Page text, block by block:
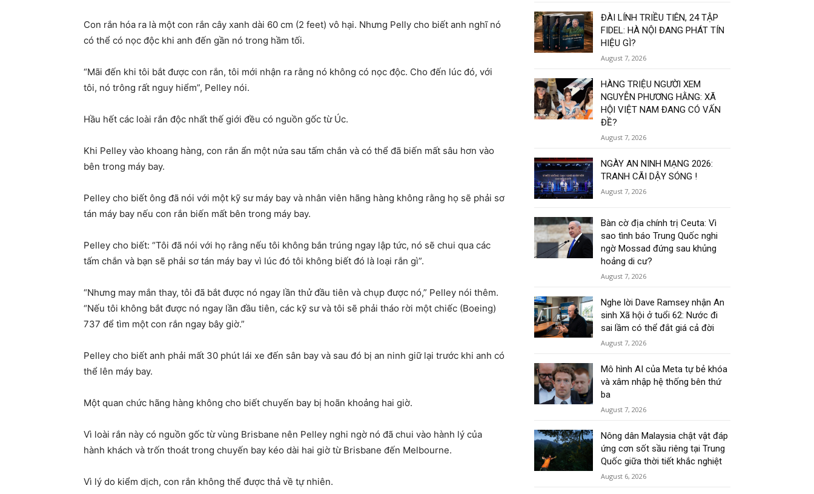
Con rắn hóa ra là một con rắn cây xanh dài 60 cm (2 feet) vô hại. Nhưng Pelly cho biết anh nghĩ nó
có thể có nọc độc khi anh đến gần nó trong hầm tối.
“Mãi đến khi tôi bắt được con rắn, tôi mới nhận ra rằng nó không có nọc độc. Cho đến lúc đó, với
tôi, nó trông rất nguy hiểm”, Pelley nói.
Hầu hết các loài rắn độc nhất thế giới đều có nguồn gốc từ Úc.
Khi Pelley vào khoang hàng, con rắn ẩn một nửa sau tấm chắn và có thể đã biến mất sâu hơn vào
bên trong máy bay.
Pelley cho biết ông đã nói với một kỹ sư máy bay và nhân viên hãng hàng không rằng họ sẽ phải sơ
tán máy bay nếu con rắn biến mất bên trong máy bay.
Pelley cho biết: “Tôi đã nói với họ rằng nếu tôi không bắn trúng ngay lập tức, nó sẽ chui qua các
tấm chắn và bạn sẽ phải sơ tán máy bay vì lúc đó tôi không biết đó là loại rắn gì”.
“Nhưng may mắn thay, tôi đã bắt được nó ngay lần thử đầu tiên và chụp được nó,” Pelley nói thêm.
“Nếu tôi không bắt được nó ngay lần đầu tiên, các kỹ sư và tôi sẽ phải tháo rời một chiếc (Boeing)
737 để tìm một con rắn ngay bây giờ.”
Pelley cho biết anh phải mất 30 phút lái xe đến sân bay và sau đó bị an ninh giữ lại trước khi anh có
thể lên máy bay.
Một quan chức hãng hàng không cho biết chuyến bay bị hoãn khoảng hai giờ.
Vì loài rắn này có nguồn gốc từ vùng Brisbane nên Pelley nghi ngờ nó đã chui vào hành lý của
hành khách và trốn thoát trong chuyến bay kéo dài hai giờ từ Brisbane đến Melbourne.
Vì lý do kiểm dịch, con rắn không thể được thả về tự nhiên.
ĐÀI LÍNH TRIỀU TIÊN, 24 TẬP
FIDEL: HÀ NỘI ĐANG PHÁT TÍN
HIỆU GÌ?
August 7, 2026
HÀNG TRIỆU NGƯỜI XEM
NGUYỄN PHƯƠNG HẰNG: XÃ
HỘI VIỆT NAM ĐANG CÓ VẤN
ĐỀ?
August 7, 2026
NGÀY AN NINH MẠNG 2026:
TRANH CÃI DẬY SÓNG !
August 7, 2026
Bàn cờ địa chính trị Ceuta: Vì
sao tình báo Trung Quốc nghi
ngờ Mossad đứng sau khủng
hoảng di cư?
August 7, 2026
Nghe lời Dave Ramsey nhận An
sinh Xã hội ở tuổi 62: Nước đi
sai lầm có thể đắt giá cả đời
August 7, 2026
Mô hình AI của Meta tự bẻ khóa
và xâm nhập hệ thống bên thứ
ba
August 7, 2026
Nông dân Malaysia chật vật đáp
ứng cơn sốt sầu riêng tại Trung
Quốc giữa thời tiết khắc nghiệt
August 6, 2026